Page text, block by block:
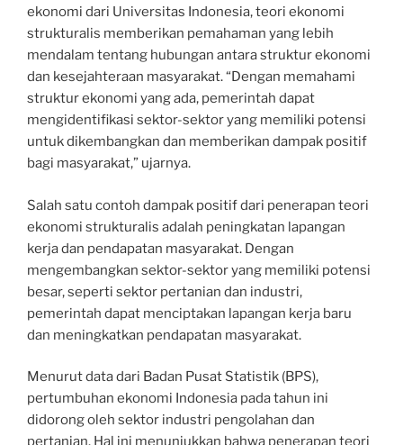
ekonomi dari Universitas Indonesia, teori ekonomi
strukturalis memberikan pemahaman yang lebih
mendalam tentang hubungan antara struktur ekonomi
dan kesejahteraan masyarakat. “Dengan memahami
struktur ekonomi yang ada, pemerintah dapat
mengidentifikasi sektor-sektor yang memiliki potensi
untuk dikembangkan dan memberikan dampak positif
bagi masyarakat,” ujarnya.
Salah satu contoh dampak positif dari penerapan teori
ekonomi strukturalis adalah peningkatan lapangan
kerja dan pendapatan masyarakat. Dengan
mengembangkan sektor-sektor yang memiliki potensi
besar, seperti sektor pertanian dan industri,
pemerintah dapat menciptakan lapangan kerja baru
dan meningkatkan pendapatan masyarakat.
Menurut data dari Badan Pusat Statistik (BPS),
pertumbuhan ekonomi Indonesia pada tahun ini
didorong oleh sektor industri pengolahan dan
pertanian. Hal ini menunjukkan bahwa penerapan teori